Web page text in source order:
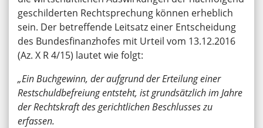
geschilderten Rechtsprechung können erheblich
sein. Der betreffende Leitsatz einer Entscheidung
des Bundesfinanzhofes mit Urteil vom 13.12.2016
(Az. X R 4/15) lautet wie folgt:
„Ein Buchgewinn, der aufgrund der Erteilung einer
Restschuldbefreiung entsteht, ist grundsätzlich im Jahre
der Rechtskraft des gerichtlichen Beschlusses zu
erfassen.